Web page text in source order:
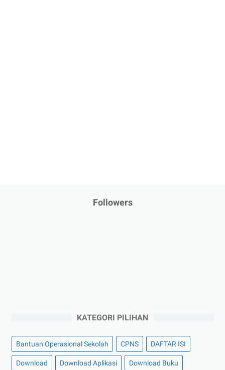
Followers
KATEGORI PILIHAN
Bantuan Operasional Sekolah CPNS DAFTAR ISI
Download Download Aplikasi Download Buku